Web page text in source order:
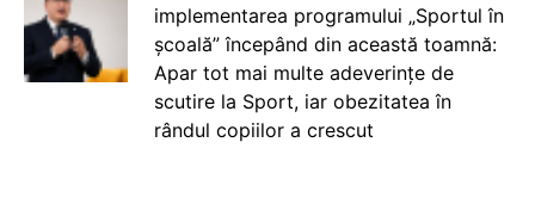
implementarea programului „Sportul în
școală” începând din această toamnă:
Apar tot mai multe adeverințe de
scutire la Sport, iar obezitatea în
rândul copiilor a crescut